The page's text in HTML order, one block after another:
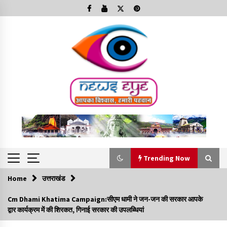
to
Trending Now
Trending Now
Minorities Rights Day : विश्व अल्पसंख्यक अधिकार दिवस
कार्यक्रम में शामिल हुए सीएम,आधुनिक मदरसों का नाम अब्दुल कलाम के नाम
Home उत्तराखंड
Cm Dhami Khatima Campaign:सीएम धामी ने जन-जन की सरकार आपके
द्वार कार्यक्रम में की शिरकत, गिनाई सरकार की उपलब्धियां